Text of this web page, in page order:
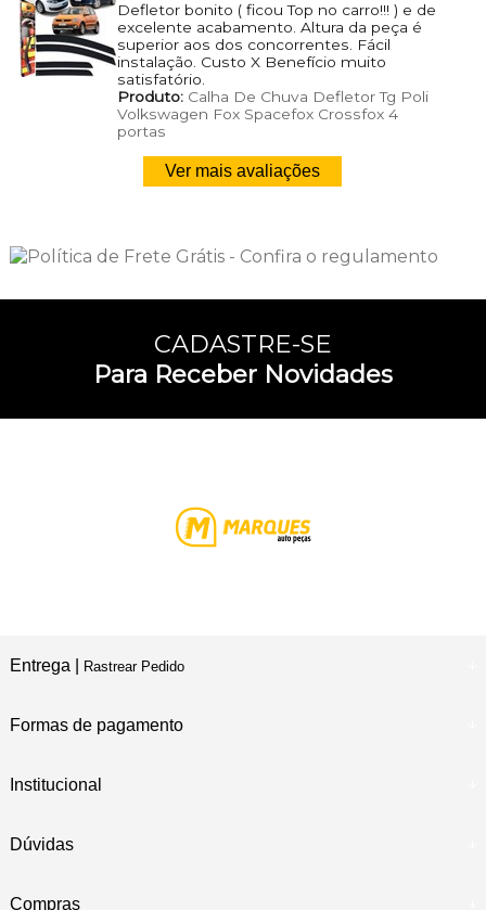
Defletor bonito ( ficou Top no carro!!! ) e de
excelente acabamento. Altura da peça é
superior aos dos concorrentes. Fácil
instalação. Custo X Benefício muito
satisfatório.
Produto:Calha De Chuva Defletor Tg Poli
Volkswagen Fox Spacefox Crossfox 4
portas
Ver mais avaliações
CADASTRE-SE
Para Receber Novidades
Entrega | Rastrear Pedido
Formas de pagamento
Institucional
Dúvidas
Compras